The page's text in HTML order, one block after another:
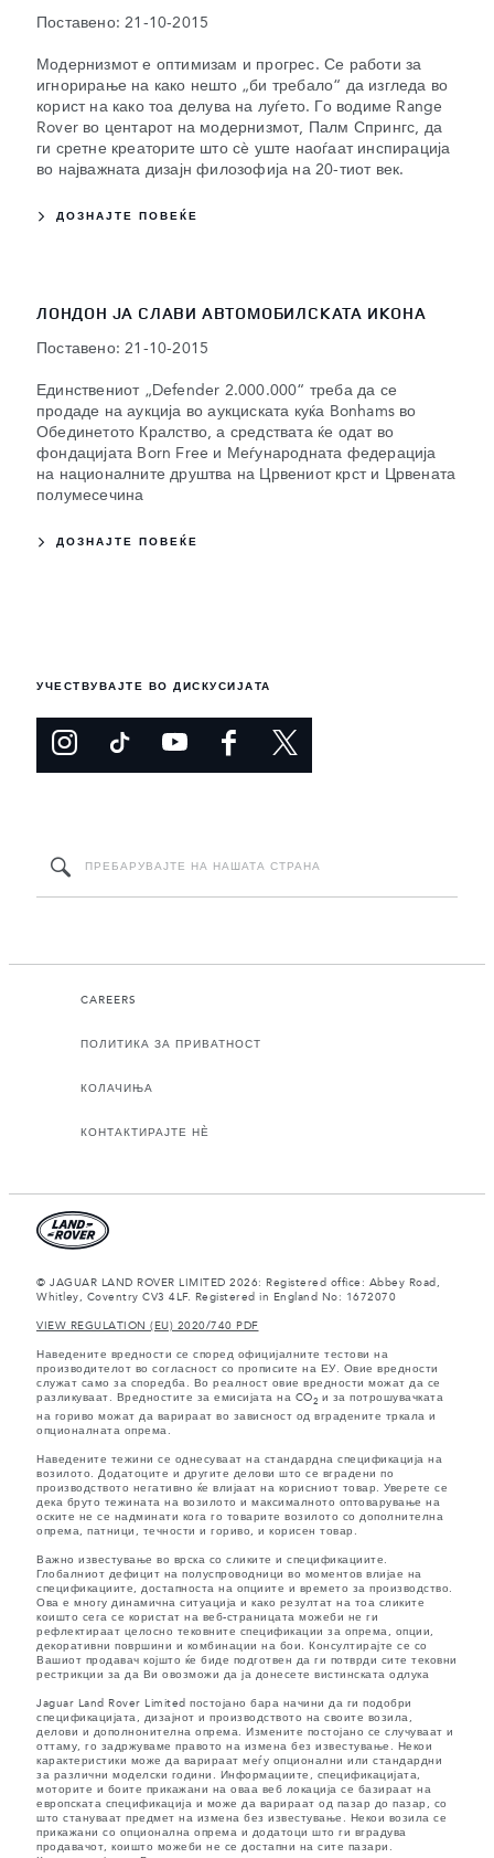
Поставено: 21-10-2015
Модернизмот е оптимизам и прогрес. Се работи за
игнорирање на како нешто „би требало“ да изгледа во
корист на како тоа делува на луѓето. Го водиме Range
Rover во центарот на модернизмот, Палм Спрингс, да
ги сретне креаторите што сè уште наоѓаат инспирација
во најважната дизајн филозофија на 20-тиот век.
ДОЗНАЈТЕ ПОВЕЌЕ
ЛОНДОН ЈА СЛАВИ АВТОМОБИЛСКАТА ИКОНА
Поставено: 21-10-2015
Единствениот „Defender 2.000.000“ треба да се
продаде на аукција во аукциската куќа Bonhams во
Обединетото Кралство, а средствата ќе одат во
фондацијата Born Free и Меѓународната федерација
на националните друштва на Црвениот крст и Црвената
полумесечина
ДОЗНАЈТЕ ПОВЕЌЕ
УЧЕСТВУВАЈТЕ ВО ДИСКУСИЈАТА
CAREERS
ПОЛИТИКА ЗА ПРИВАТНОСТ
КОЛАЧИЊА
КОНТАКТИРАЈТЕ НЀ
© JAGUAR LAND ROVER LIMITED 2026: Registered office: Abbey Road,
Whitley, Coventry CV3 4LF. Registered in England No: 1672070
VIEW REGULATION (EU) 2020/740 PDF
Наведените вредности се според официјалните тестови на
производителот во согласност со прописите на ЕУ. Овие вредности
служат само за споредба. Во реалност овие вредности можат да се
разликуваат. Вредностите за емисијата на CO2 и за потрошувачката
на гориво можат да варираат во зависност од вградените тркала и
опционалната опрема.
Наведените тежини се однесуваат на стандардна спецификација на
возилото. Додатоците и другите делови што се вградени по
производството негативно ќе влијаат на корисниот товар. Уверете се
дека бруто тежината на возилото и максималното оптоварување на
оските не се надминати кога го товарите возилото со дополнителна
опрема, патници, течности и гориво, и корисен товар.
Важно известување во врска со сликите и спецификациите.
Глобалниот дефицит на полуспроводници во моментов влијае на
спецификациите, достапноста на опциите и времето за производство.
Ова е многу динамична ситуација и како резултат на тоа сликите
коишто сега се користат на веб-страницата можеби не ги
рефлектираат целосно тековните спецификации за опрема, опции,
декоративни површини и комбинации на бои. Консултирајте се со
Вашиот продавач којшто ќе биде подготвен да ги потврди сите тековни
рестрикции за да Ви овозможи да ја донесете вистинската одлука
Jaguar Land Rover Limited постојано бара начини да ги подобри
спецификацијата, дизајнот и производството на своите возила,
делови и дополнонителна опрема. Измените постојано се случуваат и
оттаму, го задржуваме правото на измена без известување. Некои
карактеристики може да варираат меѓу опционални или стандардни
за различни моделски години. Информациите, спецификацијата,
моторите и боите прикажани на оваа веб локација се базираат на
европската спецификација и може да варираат од пазар до пазар, со
што стануваат предмет на измена без известување. Некои возила се
прикажани со опционална опрема и додатоци што ги вградува
продавачот, коишто можеби не се достапни на сите пазари.